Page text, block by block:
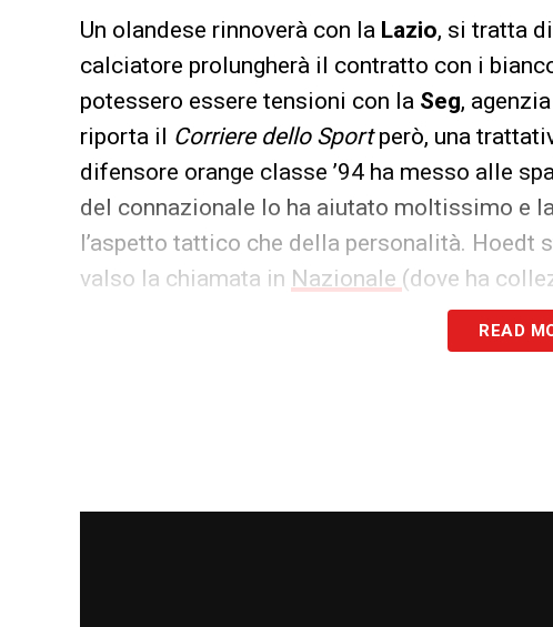
Un olandese rinnoverà con la Lazio, si tratta di
calciatore prolungherà il contratto con i
potessero essere tensioni con la Seg,
riporta il Corriere dello Sportperò, una
difensore orange classe ’94 ha messo alle
del connazionale lo ha aiutato moltissimo e
l’aspetto tattico che della personalità. Hoedt
valso la chiamata in Nazionale (dove ha
finalmente giunto il momento di far la
LA PLAYLIST DELLE NOSTRE TOP NEWS
READ